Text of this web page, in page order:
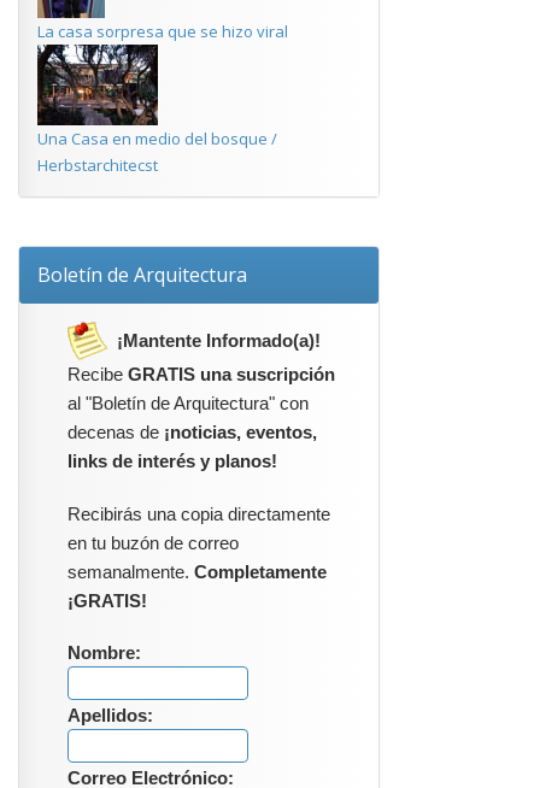
La casa sorpresa que se hizo viral
Una Casa en medio del bosque /
Herbstarchitecst
Boletín de Arquitectura
¡Mantente Informado(a)!
Recibe GRATIS una suscripción
al "Boletín de Arquitectura" con
decenas de ¡noticias, eventos,
links de interés y planos!
Recibirás una copia directamente
en tu buzón de correo
semanalmente. Completamente
¡GRATIS!
Nombre:
Apellidos:
Correo Electrónico: